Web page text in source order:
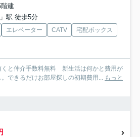
建
駅 徒歩5分
エレベーター CATV
宅配ボックス
くと仲介手数料無料 新生活は何かと費用が
できるだけお部屋探しの初期費用... もっと